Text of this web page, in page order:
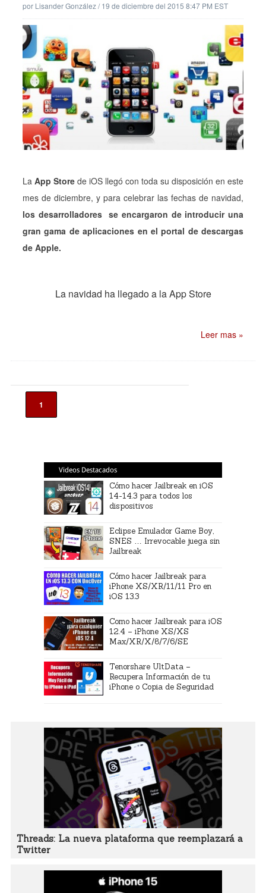
por Lisander González/19 de diciembre del 2015 8:47 PM EST
La App Store de iOS llegó con toda su disposición en este
mes de diciembre, y para celebrar las fechas de navidad,
los desarrolladores se encargaron de introducir una
gran gama de aplicaciones en el portal de descargas
de Apple.
La navidad ha llegado a la App Store
Leer mas »
1
Videos Destacados
Cómo hacer Jailbreak en iOS
14-14.3 para todos los
dispositivos
Eclipse Emulador Game Boy,
SNES … Irrevocable juega sin
Jailbreak
Cómo hacer Jailbreak para
iPhone XS/XR/11/11 Pro en
iOS 13.3
Como hacer Jailbreak para iOS
12.4 – iPhone XS/XS
Max/XR/X/8/7/6/SE
Tenorshare UltData –
Recupera Información de tu
iPhone o Copia de Seguridad
Threads: La nueva plataforma que reemplazará a
Twitter